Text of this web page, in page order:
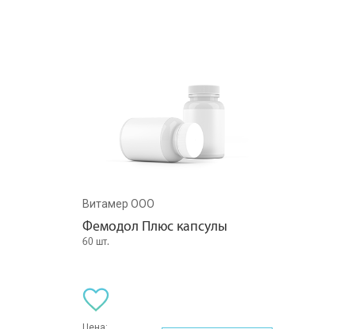
Витамер ООО
Фемодол Плюс капсулы
60 шт.